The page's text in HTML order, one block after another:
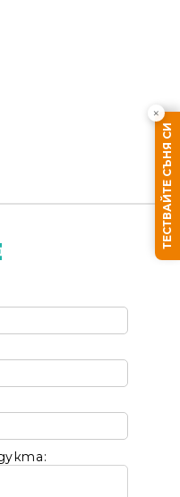
ТЕСТВАЙТЕ СЪНЯ СИ
×